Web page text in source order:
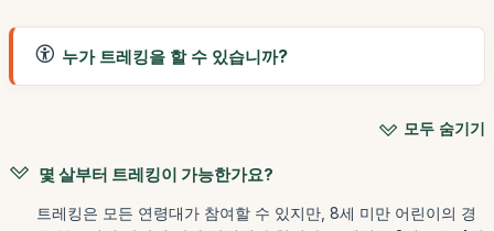
누가 트레킹을 할 수 있습니까?
모두 숨기기
몇 살부터 트레킹이 가능한가요?
트레킹은 모든 연령대가 참여할 수 있지만, 8세 미만 어린이의 경